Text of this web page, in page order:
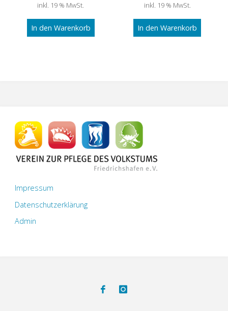
inkl. 19 % MwSt.
In den Warenkorb
inkl. 19 % MwSt.
In den Warenkorb
Impressum
Datenschutzerklärung
Admin